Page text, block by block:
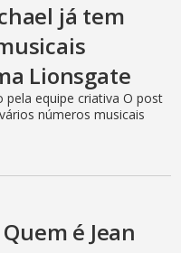
já tem
Lionsgate
equipe criativa O post
números musicais
é Jean